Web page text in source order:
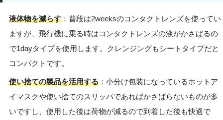
液体物を減らす ：普段は2weeksのコンタクトレンズを使ってい
ますが、飛行機に乗る時はコンタクトレンズの液がかさばるの
で1dayタイプを使用します。クレンジングもシートタイプだと
コンパクトです。
使い捨ての製品を活用する ：小分け包装になっているホットア
イマスクや使い捨てのスリッパであればかさばらないものが多
いですし、使用した後は荷物が減るので到着した後も快適で